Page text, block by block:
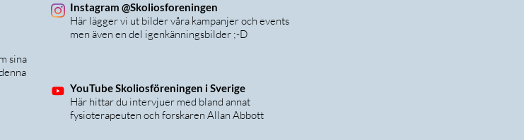
sina
Instagram @Skoliosforeningen
Här lägger vi ut bilder våra kampanjer och events
men även en del igenkänningsbilder ;-D
YouTube Skoliosföreningen i Sverige
Här hittar du intervjuer med bland annat
fysioterapeuten och forskaren Allan Abbott